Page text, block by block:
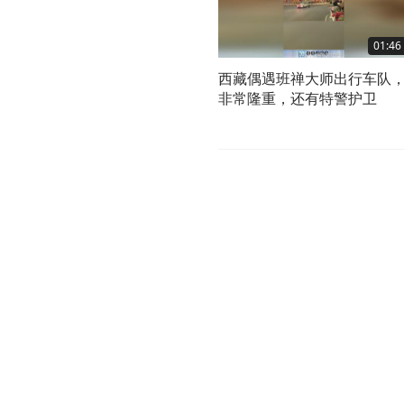
01:46
西藏偶遇班禅大师出行车队
非常隆重，还有特警护卫